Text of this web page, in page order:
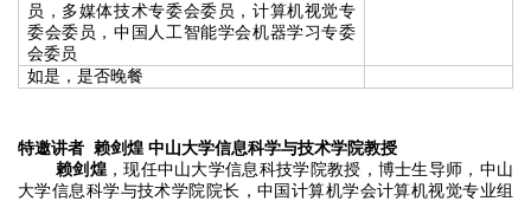
员，多媒体技术专委会委员，计算机视觉专
委会委员，中国人工智能学会机器学习专委
会委员
如是，是否晚餐
特邀讲者 赖剑煌 中山大学信息科学与技术学院教授
赖剑煌，现任中山大学信息科技学院教授，博士生导师，中山
大学信息科学与技术学院院长，中国计算机学会计算机视觉专业组